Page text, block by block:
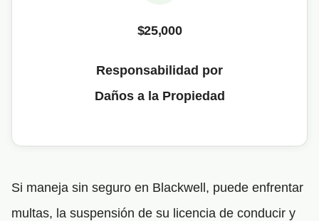
$25,000
Responsabilidad por
Daños a la Propiedad
Si maneja sin seguro en Blackwell, puede enfrentar
multas, la suspensión de su licencia de conducir y